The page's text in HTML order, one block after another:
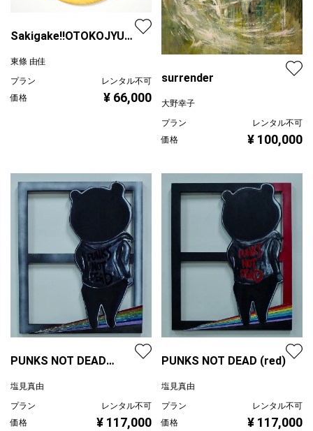
Sakigake!!OTOKOJYUKU
東條 由佳
プラン
レンタル不可
価格
¥ 66,000
surrender
大野幸子
プラン
レンタル不可
価格
¥ 100,000
PUNKS NOT DEAD
塩見真由
プラン
レンタル不可
価格
¥ 117,000
PUNKS NOT DEAD (red)
塩見真由
プラン
レンタル不可
価格
¥ 117,000